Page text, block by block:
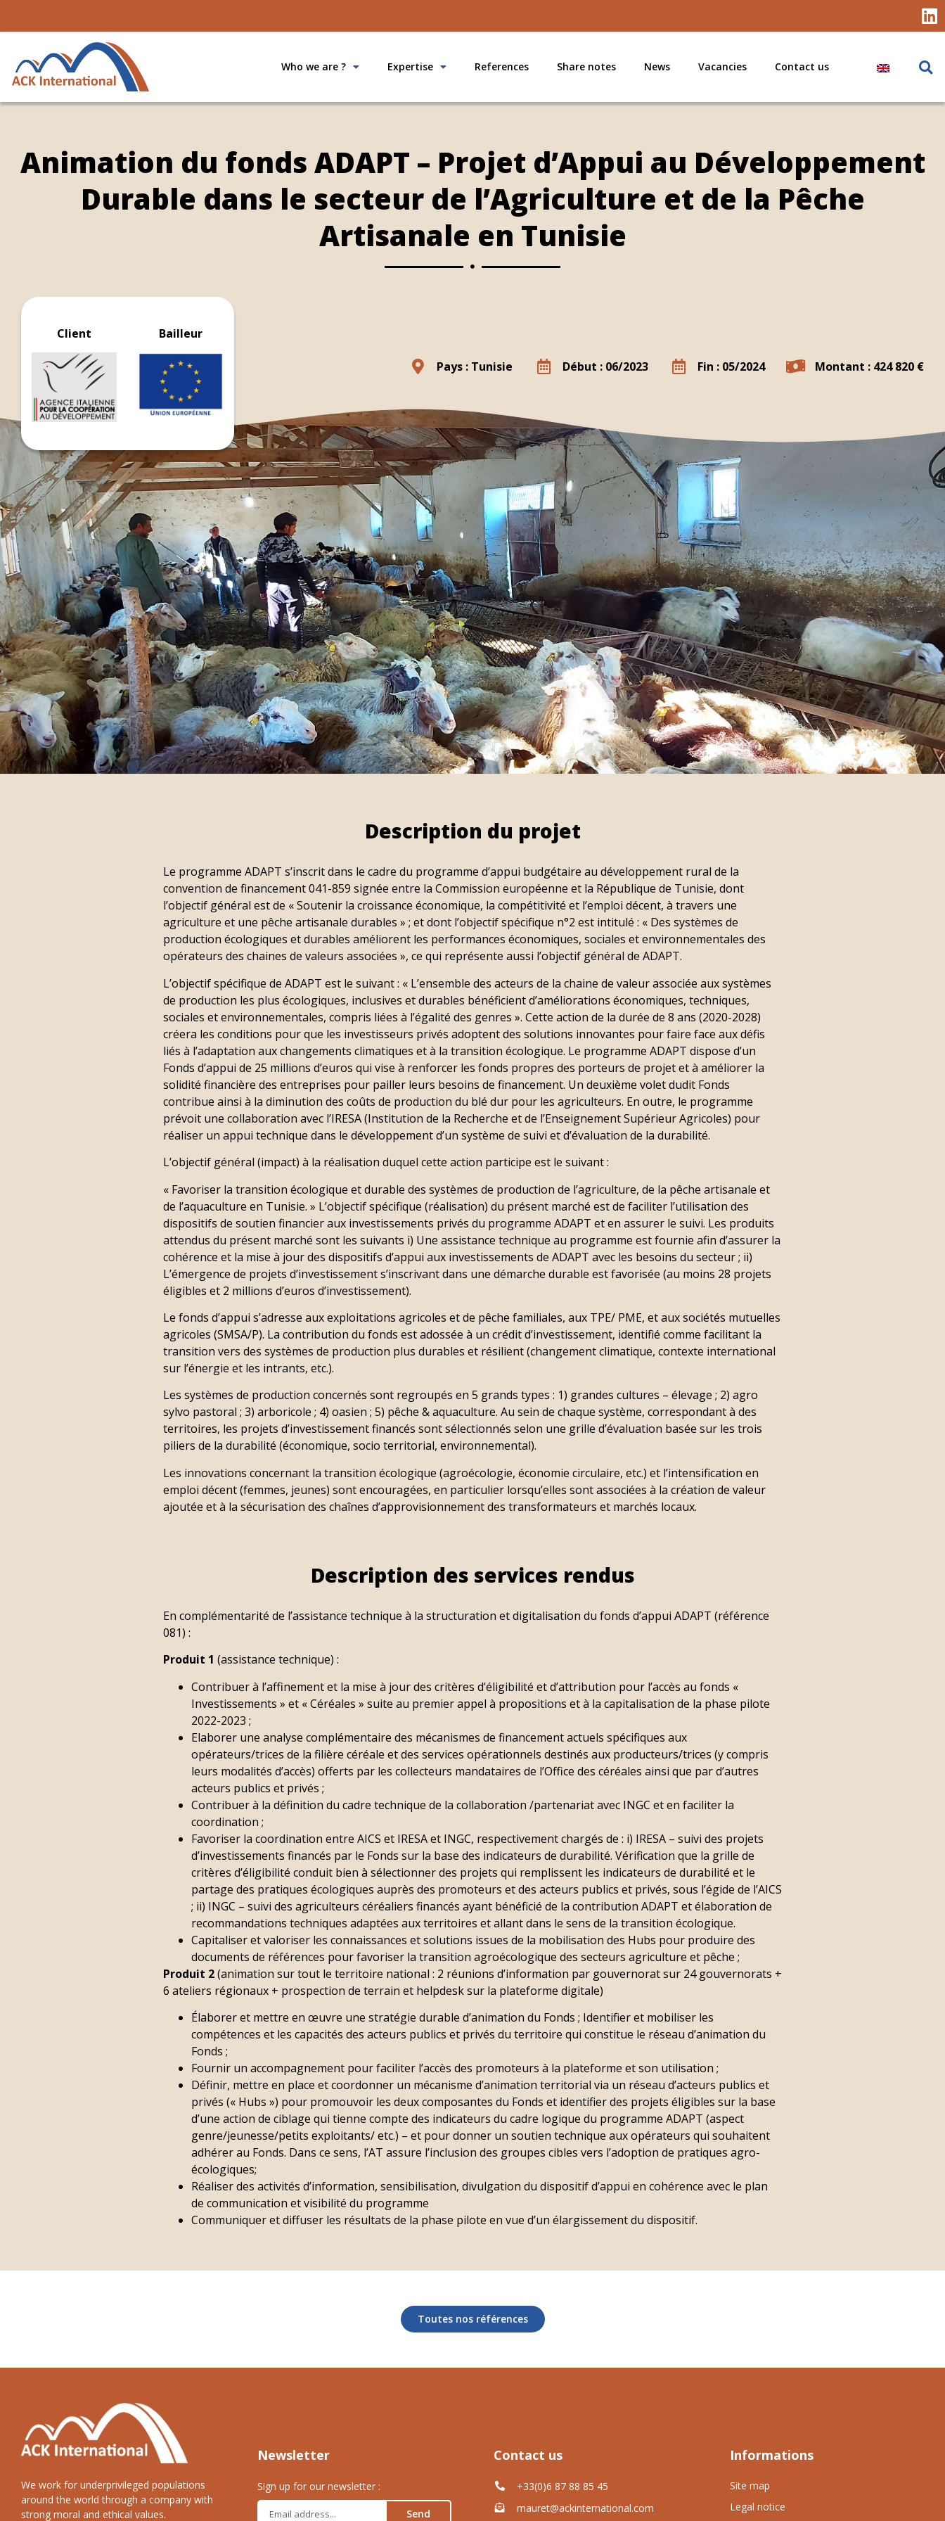
Who we are ? Expertise References Share notes News Vacancies Contact us
Animation du fonds ADAPT – Projet d’Appui au Développement
Durable dans le secteur de l’Agriculture et de la Pêche
Artisanale en Tunisie
Client Bailleur
Pays : Tunisie Début : 06/2023 Fin : 05/2024 Montant : 424 820 €
Description du projet
Le programme ADAPT s’inscrit dans le cadre du programme d’appui budgétaire au développement rural de la
convention de financement 041-859 signée entre la Commission européenne et la République de Tunisie, dont
l’objectif général est de « Soutenir la croissance économique, la compétitivité et l’emploi décent, à travers une
agriculture et une pêche artisanale durables » ; et dont l’objectif spécifique n°2 est intitulé : « Des systèmes de
production écologiques et durables améliorent les performances économiques, sociales et environnementales des
opérateurs des chaines de valeurs associées », ce qui représente aussi l’objectif général de ADAPT.
L’objectif spécifique de ADAPT est le suivant : « L’ensemble des acteurs de la chaine de valeur associée aux systèmes
de production les plus écologiques, inclusives et durables bénéficient d’améliorations économiques, techniques,
sociales et environnementales, compris liées à l’égalité des genres ». Cette action de la durée de 8 ans (2020-2028)
créera les conditions pour que les investisseurs privés adoptent des solutions innovantes pour faire face aux défis
liés à l’adaptation aux changements climatiques et à la transition écologique. Le programme ADAPT dispose d’un
Fonds d’appui de 25 millions d’euros qui vise à renforcer les fonds propres des porteurs de projet et à améliorer la
solidité financière des entreprises pour pailler leurs besoins de financement. Un deuxième volet dudit Fonds
contribue ainsi à la diminution des coûts de production du blé dur pour les agriculteurs. En outre, le programme
prévoit une collaboration avec l’IRESA (Institution de la Recherche et de l’Enseignement Supérieur Agricoles) pour
réaliser un appui technique dans le développement d’un système de suivi et d’évaluation de la durabilité.
L’objectif général (impact) à la réalisation duquel cette action participe est le suivant :
« Favoriser la transition écologique et durable des systèmes de production de l’agriculture, de la pêche artisanale et
de l’aquaculture en Tunisie. » L’objectif spécifique (réalisation) du présent marché est de faciliter l’utilisation des
dispositifs de soutien financier aux investissements privés du programme ADAPT et en assurer le suivi. Les produits
attendus du présent marché sont les suivants i) Une assistance technique au programme est fournie afin d’assurer la
cohérence et la mise à jour des dispositifs d’appui aux investissements de ADAPT avec les besoins du secteur ; ii)
L’émergence de projets d’investissement s’inscrivant dans une démarche durable est favorisée (au moins 28 projets
éligibles et 2 millions d’euros d’investissement).
Le fonds d’appui s’adresse aux exploitations agricoles et de pêche familiales, aux TPE/ PME, et aux sociétés mutuelles
agricoles (SMSA/P). La contribution du fonds est adossée à un crédit d’investissement, identifié comme facilitant la
transition vers des systèmes de production plus durables et résilient (changement climatique, contexte international
sur l’énergie et les intrants, etc.).
Les systèmes de production concernés sont regroupés en 5 grands types : 1) grandes cultures – élevage ; 2) agro
sylvo pastoral ; 3) arboricole ; 4) oasien ; 5) pêche & aquaculture. Au sein de chaque système, correspondant à des
territoires, les projets d’investissement financés sont sélectionnés selon une grille d’évaluation basée sur les trois
piliers de la durabilité (économique, socio territorial, environnemental).
Les innovations concernant la transition écologique (agroécologie, économie circulaire, etc.) et l’intensification en
emploi décent (femmes, jeunes) sont encouragées, en particulier lorsqu’elles sont associées à la création de valeur
ajoutée et à la sécurisation des chaînes d’approvisionnement des transformateurs et marchés locaux.
Description des services rendus
En complémentarité de l’assistance technique à la structuration et digitalisation du fonds d’appui ADAPT (référence
081) :
Produit 1 (assistance technique) :
Contribuer à l’affinement et la mise à jour des critères d’éligibilité et d’attribution pour l’accès au fonds «
Investissements » et « Céréales » suite au premier appel à propositions et à la capitalisation de la phase pilote
2022-2023 ;
Elaborer une analyse complémentaire des mécanismes de financement actuels spécifiques aux
opérateurs/trices de la filière céréale et des services opérationnels destinés aux producteurs/trices (y compris
leurs modalités d’accès) offerts par les collecteurs mandataires de l’Office des céréales ainsi que par d’autres
acteurs publics et privés ;
Contribuer à la définition du cadre technique de la collaboration /partenariat avec INGC et en faciliter la
coordination ;
Favoriser la coordination entre AICS et IRESA et INGC, respectivement chargés de : i) IRESA – suivi des projets
d’investissements financés par le Fonds sur la base des indicateurs de durabilité. Vérification que la grille de
critères d’éligibilité conduit bien à sélectionner des projets qui remplissent les indicateurs de durabilité et le
partage des pratiques écologiques auprès des promoteurs et des acteurs publics et privés, sous l’égide de l’AICS
; ii) INGC – suivi des agriculteurs céréaliers financés ayant bénéficié de la contribution ADAPT et élaboration de
recommandations techniques adaptées aux territoires et allant dans le sens de la transition écologique.
Capitaliser et valoriser les connaissances et solutions issues de la mobilisation des Hubs pour produire des
documents de références pour favoriser la transition agroécologique des secteurs agriculture et pêche ;
Produit 2(animation sur tout le territoire national : 2 réunions d’information par gouvernorat sur 24 gouvernorats +
6 ateliers régionaux + prospection de terrain et helpdesk sur la plateforme digitale)
Élaborer et mettre en œuvre une stratégie durable d’animation du Fonds ; Identifier et mobiliser les
compétences et les capacités des acteurs publics et privés du territoire qui constitue le réseau d’animation du
Fonds ;
Fournir un accompagnement pour faciliter l’accès des promoteurs à la plateforme et son utilisation ;
Définir, mettre en place et coordonner un mécanisme d’animation territorial via un réseau d’acteurs publics et
privés (« Hubs ») pour promouvoir les deux composantes du Fonds et identifier des projets éligibles sur la base
d’une action de ciblage qui tienne compte des indicateurs du cadre logique du programme ADAPT (aspect
genre/jeunesse/petits exploitants/ etc.) – et pour donner un soutien technique aux opérateurs qui souhaitent
adhérer au Fonds. Dans ce sens, l’AT assure l’inclusion des groupes cibles vers l’adoption de pratiques agro-
écologiques;
Réaliser des activités d’information, sensibilisation, divulgation du dispositif d’appui en cohérence avec le plan
de communication et visibilité du programme
Communiquer et diffuser les résultats de la phase pilote en vue d’un élargissement du dispositif.
Toutes nos références
We work for underprivileged populations
around the world through a company with
strong moral and ethical values.
Newsletter
Sign up for our newsletter :
Send
Contact us
+33(0)6 87 88 85 45
mauret@ackinternational.com
Informations
Site map
Legal notice